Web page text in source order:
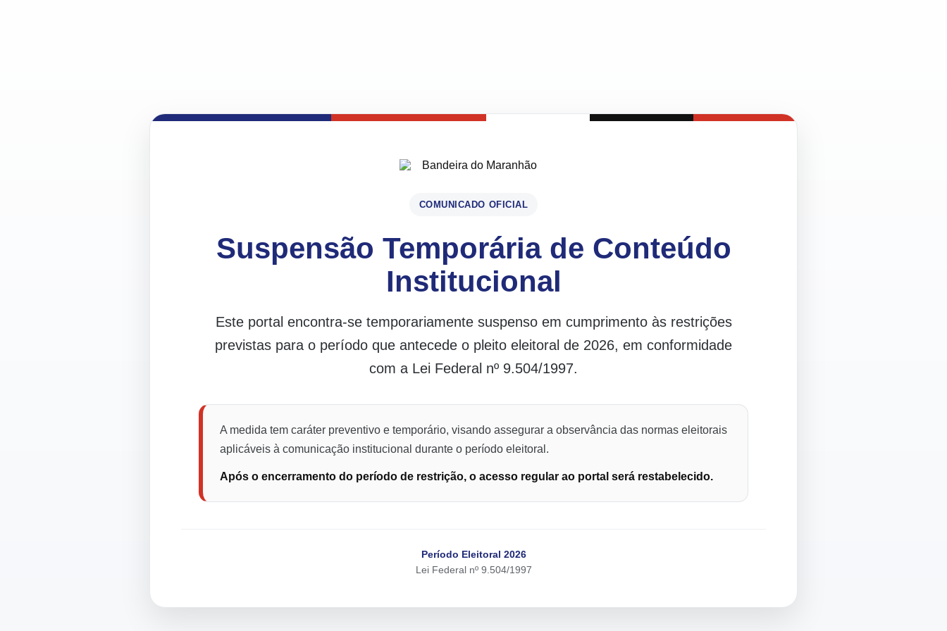
COMUNICADO OFICIAL
Suspensão Temporária de Conteúdo
Institucional
Este portal encontra-se temporariamente suspenso em cumprimento às restrições
previstas para o período que antecede o pleito eleitoral de 2026, em conformidade
com a Lei Federal nº 9.504/1997.
A medida tem caráter preventivo e temporário, visando assegurar a observância das normas eleitorais
aplicáveis à comunicação institucional durante o período eleitoral.
Após o encerramento do período de restrição, o acesso regular ao portal será restabelecido.
Período Eleitoral 2026
Lei Federal nº 9.504/1997